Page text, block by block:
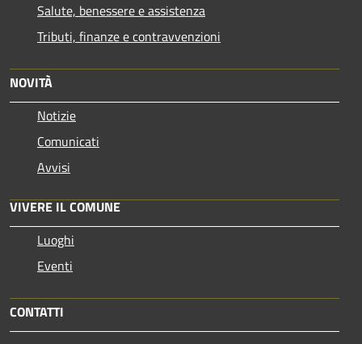
Salute, benessere e assistenza
Tributi, finanze e contravvenzioni
NOVITÀ
Notizie
Comunicati
Avvisi
VIVERE IL COMUNE
Luoghi
Eventi
CONTATTI